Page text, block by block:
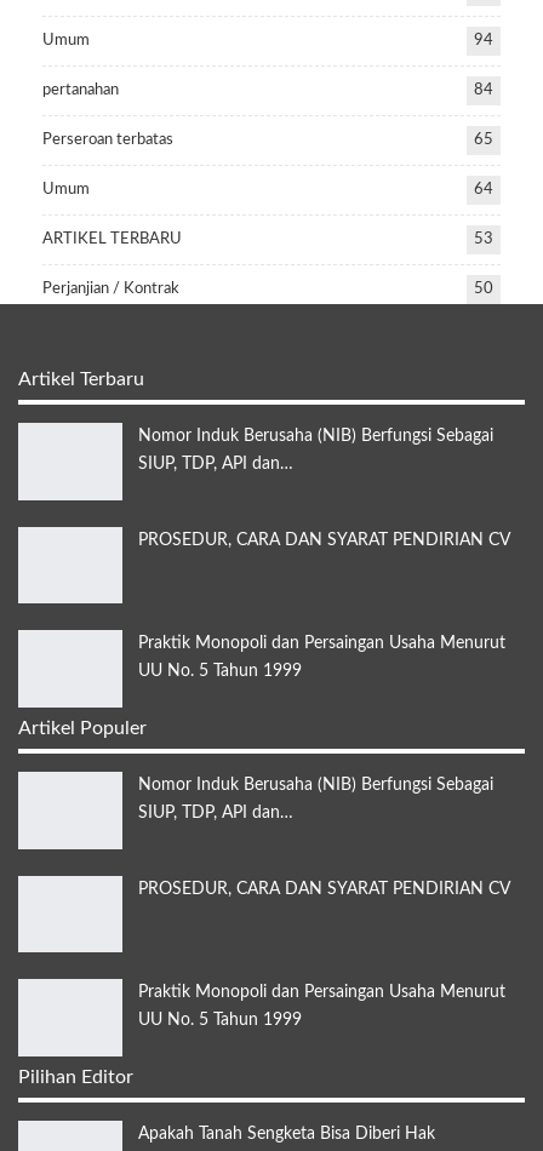
Umum 94
pertanahan 84
Perseroan terbatas 65
Umum 64
ARTIKEL TERBARU 53
Perjanjian / Kontrak 50
Artikel Terbaru
Nomor Induk Berusaha (NIB) Berfungsi Sebagai
SIUP, TDP, API dan…
PROSEDUR, CARA DAN SYARAT PENDIRIAN CV
Praktik Monopoli dan Persaingan Usaha Menurut
UU No. 5 Tahun 1999
Artikel Populer
Nomor Induk Berusaha (NIB) Berfungsi Sebagai
SIUP, TDP, API dan…
PROSEDUR, CARA DAN SYARAT PENDIRIAN CV
Praktik Monopoli dan Persaingan Usaha Menurut
UU No. 5 Tahun 1999
Pilihan Editor
Apakah Tanah Sengketa Bisa Diberi Hak